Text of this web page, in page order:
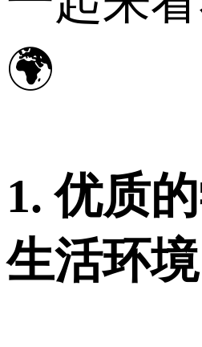
🌍
1. 优质
生活环境